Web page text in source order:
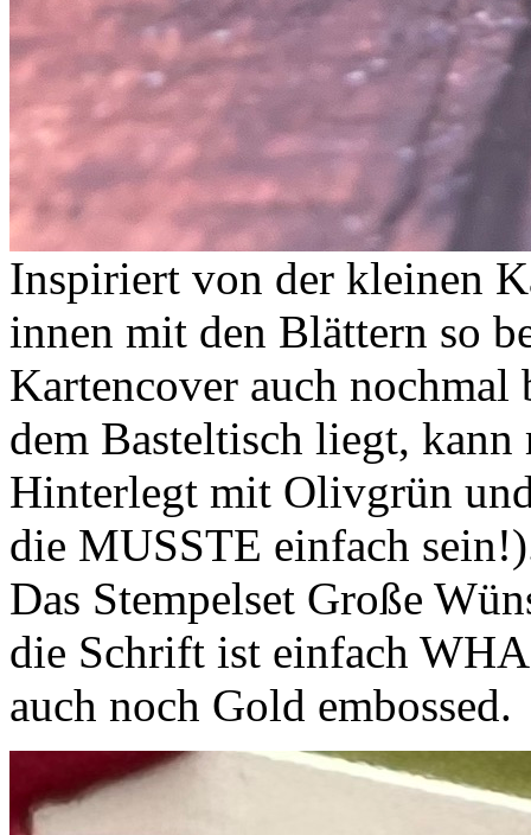
Inspiriert von der kleinen
innen mit den Blättern so
Kartencover auch nochmal
dem Basteltisch liegt, kann
Hinterlegt mit Olivgrün
die MUSSTE einfach
Das Stempelset Große
die Schrift ist einfach
auch noch Gold embossed.